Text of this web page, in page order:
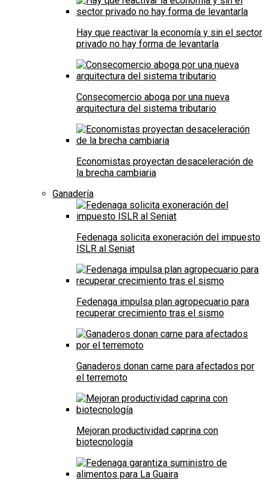
Hay que reactivar la economía y sin el sector
privado no hay forma de levantarla
Consecomercio aboga por una nueva
arquitectura del sistema tributario
Economistas proyectan desaceleración de
la brecha cambiaria
Ganadería
Fedenaga solicita exoneración del impuesto
ISLR al Seniat
Fedenaga impulsa plan agropecuario para
recuperar crecimiento tras el sismo
Ganaderos donan carne para afectados por
el terremoto
Mejoran productividad caprina con
biotecnología